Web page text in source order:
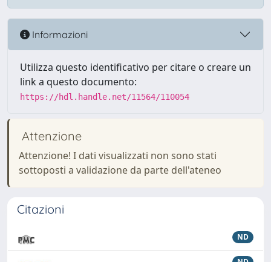
Informazioni
Utilizza questo identificativo per citare o creare un
link a questo documento:
https://hdl.handle.net/11564/110054
Attenzione
Attenzione! I dati visualizzati non sono stati
sottoposti a validazione da parte dell'ateneo
Citazioni
ND